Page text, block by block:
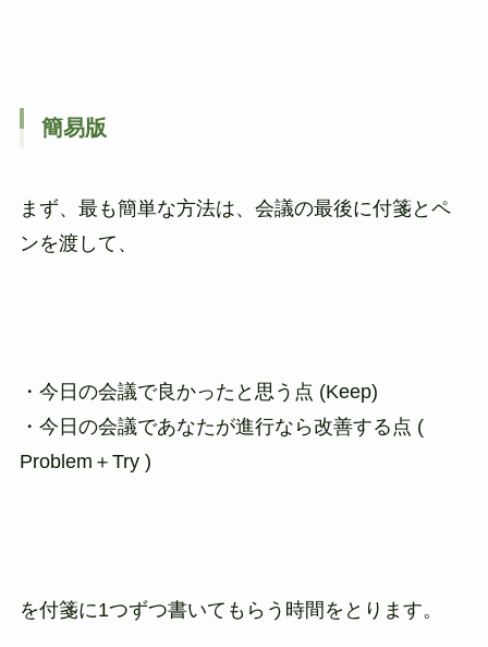
簡易版
まず、最も簡単な方法は、会議の最後に付箋とペ
ンを渡して、
・今日の会議で良かったと思う点 (Keep)
・今日の会議であなたが進行なら改善する点 (
Problem＋Try )
を付箋に1つずつ書いてもらう時間をとります。